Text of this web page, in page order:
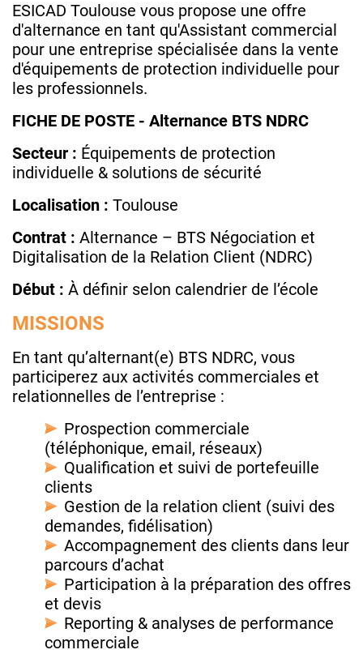
ESICAD Toulouse vous propose une offre
d'alternance en tant qu'Assistant commercial
pour une entreprise spécialisée dans la vente
d'équipements de protection individuelle pour
les professionnels.
FICHE DE POSTE - Alternance BTS NDRC
Secteur : Équipements de protection
individuelle & solutions de sécurité
Localisation : Toulouse
Contrat : Alternance – BTS Négociation et
Digitalisation de la Relation Client (NDRC)
Début : À définir selon calendrier de l’école
MISSIONS
En tant qu’alternant(e) BTS NDRC, vous
participerez aux activités commerciales et
relationnelles de l’entreprise :
Prospection commerciale
(téléphonique, email, réseaux)
Qualification et suivi de portefeuille
clients
Gestion de la relation client (suivi des
demandes, fidélisation)
Accompagnement des clients dans leur
parcours d’achat
Participation à la préparation des offres
et devis
Reporting & analyses de performance
commerciale